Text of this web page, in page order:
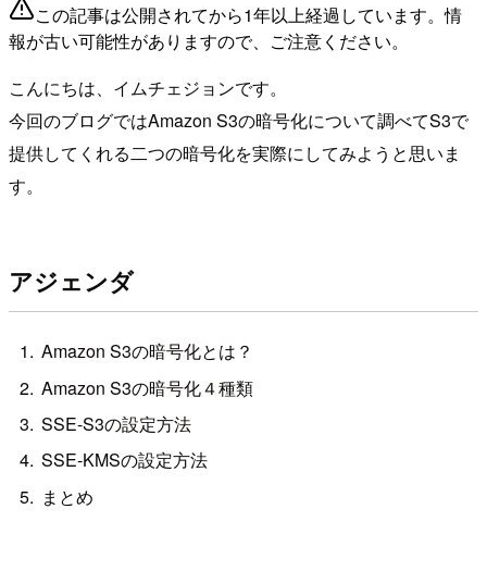
この記事は公開されてから1年以上経過しています。情
報が古い可能性がありますので、ご注意ください。
こんにちは、イムチェジョンです。
今回のブログではAmazon S3の暗号化について調べてS3で
提供してくれる二つの暗号化を実際にしてみようと思いま
す。
アジェンダ
Amazon S3の暗号化とは？
Amazon S3の暗号化４種類
SSE-S3の設定方法
SSE-KMSの設定方法
まとめ